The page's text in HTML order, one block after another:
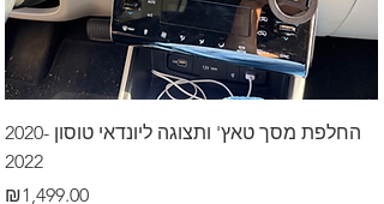
החלפת מסך טאץ' ותצוגה ליונדאי טוסון 2020-
2022
Price
₪1,499.00